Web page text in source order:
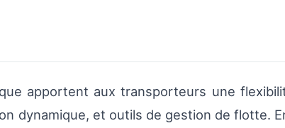
apportent aux transporteurs une
dynamique, et outils de gestion de flotte.